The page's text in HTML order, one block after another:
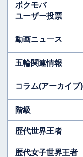
ボクモバ
ユーザー投票
動画ニュース
五輪関連情報
コラム(アーカイブ)
階級
歴代世界王者
歴代女子世界王者